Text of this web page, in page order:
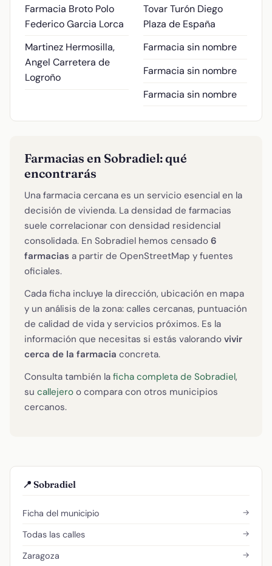
Farmacia Broto Polo
Federico Garcia Lorca
Martinez Hermosilla,
Angel Carretera de
Logroño
Tovar Turón Diego
Plaza de España
Farmacia sin nombre
Farmacia sin nombre
Farmacia sin nombre
Farmacias en Sobradiel: qué
encontrarás
Una farmacia cercana es un servicio esencial en la
decisión de vivienda. La densidad de farmacias
suele correlacionar con densidad residencial
consolidada. En Sobradiel hemos censado 6
farmacias a partir de OpenStreetMap y fuentes
oficiales.
Cada ficha incluye la dirección, ubicación en mapa
y un análisis de la zona: calles cercanas, puntuación
de calidad de vida y servicios próximos. Es la
información que necesitas si estás valorando vivir
cerca de la farmacia concreta.
Consulta también la ficha completa de Sobradiel,
su callejero o compara con otros municipios
cercanos.
📍 Sobradiel
Ficha del municipio →
Todas las calles →
Zaragoza →